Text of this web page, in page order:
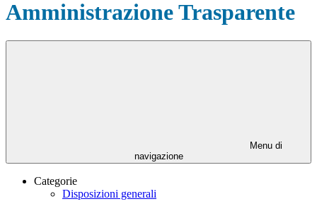
Amministrazione Trasparente
Menu di
navigazione
Categorie
Disposizioni generali